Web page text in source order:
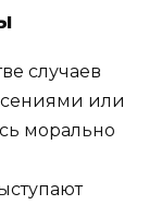
случаев
или
морально